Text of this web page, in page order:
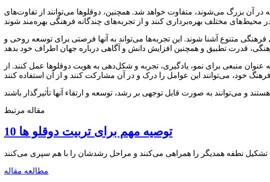
آن بزرگ می‌شوند، متفاوت خواهد شد. همچنین، دوقلوها می‌توانند از تفاوت‌های
متنوع آشنا شوند. این تجربه‌ها می‌تواند به آنها فرصتی برای توسعه روحی و
منبعی برای نمو، یادگیری، تجربه و شکل‌دهی به هویت دوقلوها عمل کنند. از
مقاله مرتبط
10 توصیه مهم برای تربیت دوقلو ها
تشکیل نطفه همدیگر را همراهی می‌کنند و مراحل رشدشان را با هم سپری می‌کنند
مطالعه مقاله